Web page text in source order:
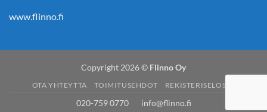
www.flinno.fi
Copyright 2026 © Flinno Oy
OTA YHTEYTTÄ TOIMITUSEHDOT REKISTERISELOSTE
020-759 0770 info@flinno.fi